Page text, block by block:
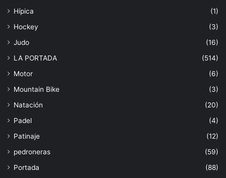
Hípica
(1)
Hockey
(3)
Judo
(16)
LA PORTADA
(514)
Motor
(6)
Mountain Bike
(3)
Natación
(20)
Padel
(4)
Patinaje
(12)
pedroneras
(59)
Portada
(88)